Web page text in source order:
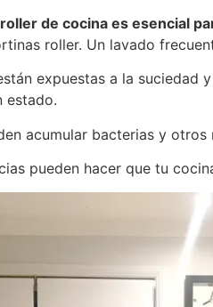
de cocina es esencial
roller. Un lavado
expuestas a la suciedad
estado.
acumular bacterias y
pueden hacer que tu